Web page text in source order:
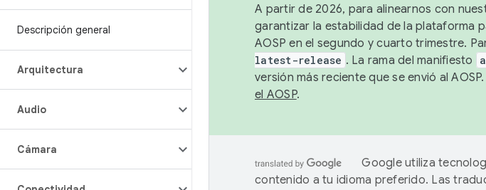
Descripción general
Arquitectura
Audio
Cámara
A partir de 2026, para alinearnos con
garantizar la estabilidad de la plataforma
AOSP en el segundo y cuarto trimestre.
latest-release . La rama del manifiesto
versión más reciente que se envió al
el AOSP.
Google utiliza
contenido a tu idioma preferido. Las